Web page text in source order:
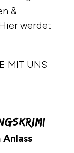
&
werdet
MIT UNS